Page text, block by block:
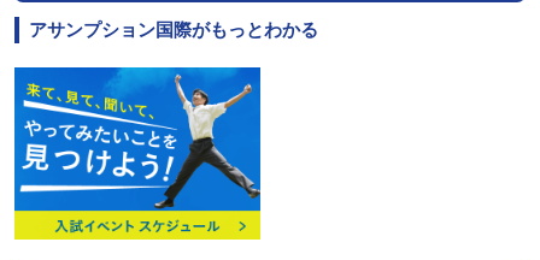
アサンプション国際がもっとわかる